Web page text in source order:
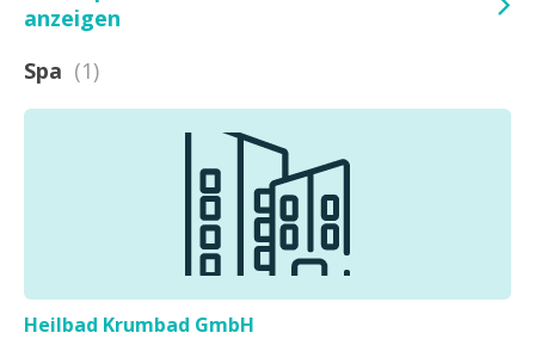
anzeigen
Spa (1)
Heilbad Krumbad GmbH